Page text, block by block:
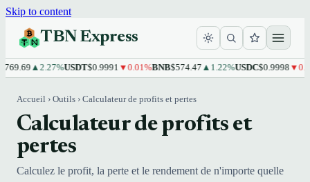
Skip to content
TBN Express
▲2.27%USDT$0.9991▼0.01%BNB$574.47▲1.22%USDC$0.9998
Accueil › Outils › Calculateur de profits et pertes
Calculateur de profits et
pertes
Calculez le profit, la perte et le rendement de n'importe quelle